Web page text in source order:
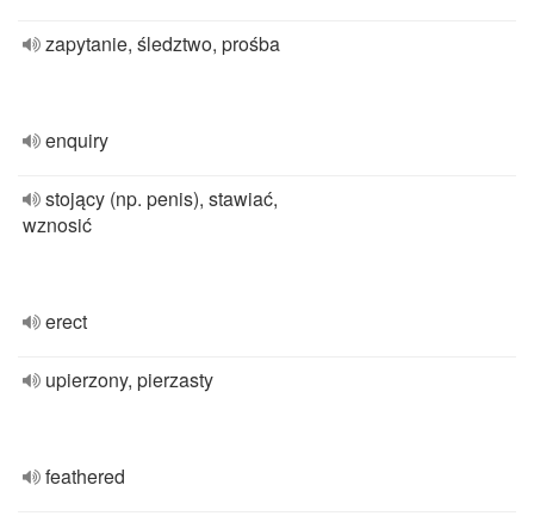
zapytanie, śledztwo, prośba
enquiry
stojący (np. penis), stawiać,
wznosić
erect
upierzony, pierzasty
feathered